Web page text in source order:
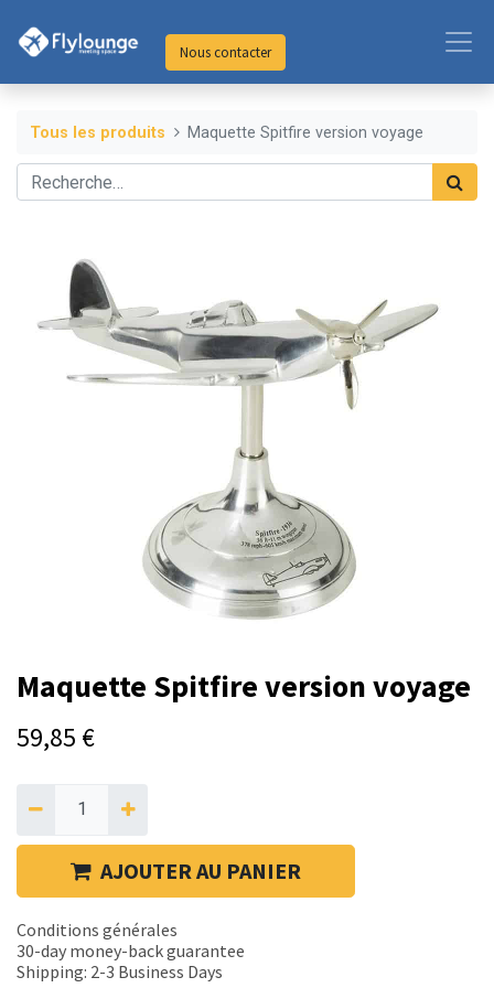
Nous contacter
Tous les produits Maquette Spitfire version voyage
Maquette Spitfire version voyage
59,85 €
AJOUTER AU PANIER
Conditions générales
30-day money-back guarantee
Shipping: 2-3 Business Days